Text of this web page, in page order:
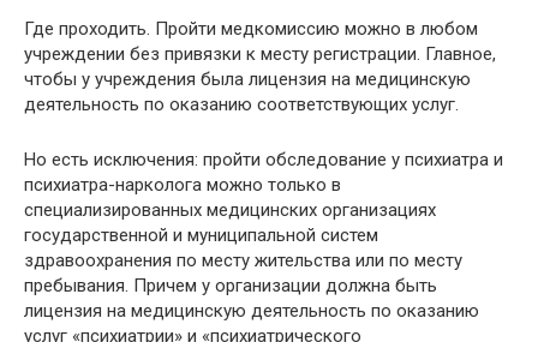
Где проходить. Пройти медкомиссию можно в любом
учреждении без привязки к месту регистрации. Главное,
чтобы у учреждения была лицензия на медицинскую
деятельность по оказанию соответствующих услуг.
Но есть исключения: пройти обследование у психиатра и
психиатра-нарколога можно только в
специализированных медицинских организациях
государственной и муниципальной систем
здравоохранения по месту жительства или по месту
пребывания. Причем у организации должна быть
лицензия на медицинскую деятельность по оказанию
услуг «психиатрии» и «психиатрического